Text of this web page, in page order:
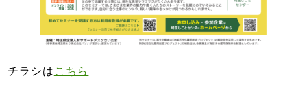
チラシはこちら